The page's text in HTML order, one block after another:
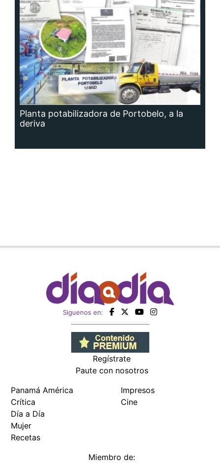
Planta potabilizadora de Portobelo, a la
deriva
Siguenos en:
Regístrate
Paute con nosotros
Panamá América
Crítica
Día a Día
Mujer
Recetas
Impresos
Cine
Miembro de: